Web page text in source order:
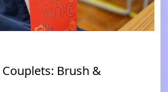
Brush &